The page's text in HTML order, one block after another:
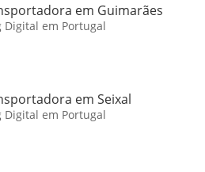
em Guimarães
em Portugal
em Seixal
em Portugal